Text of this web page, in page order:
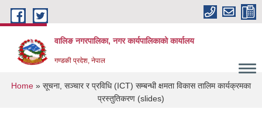
Skip to main content
वालिङ नगरपालिका, नगर कार्यपालिकाको कार्यालय
गण्डकी प्रदेश, नेपाल
You are here
Home » सूचना, सञ्चार र प्रविधि (ICT) सम्बन्धी क्षमता विकास तालिम कार्यक्रमका
प्रस्तुतिकरण (slides)